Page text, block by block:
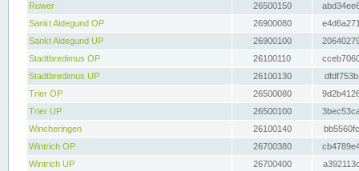
Ruwer
26500150
Sankt Aldegund OP
26900080
Sankt Aldegund UP
26900100
Stadtbredimus OP
26100110
Stadtbredimus UP
26100130
Trier OP
26500080
Trier UP
26500100
Wincheringen
26100140
Wintrich OP
26700380
Wintrich UP
26700400